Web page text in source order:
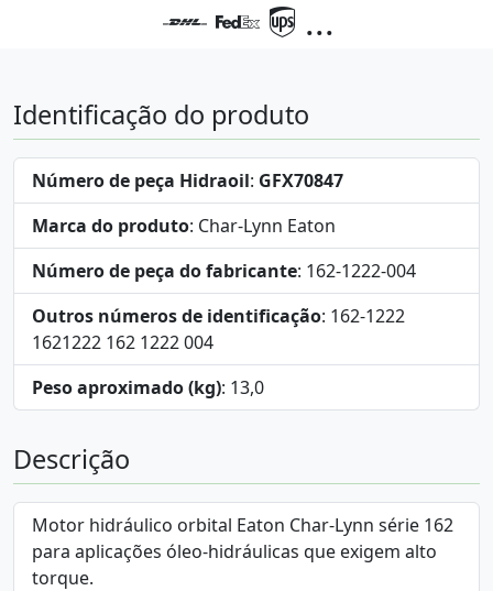
...
Identificação do produto
Número de peça Hidraoil: GFX70847
Marca do produto: Char-Lynn Eaton
Número de peça do fabricante: 162-1222-004
Outros números de identificação: 162-1222
1621222 162 1222 004
Peso aproximado (kg): 13,0
Descrição
Motor hidráulico orbital Eaton Char-Lynn série 162
para aplicações óleo-hidráulicas que exigem alto
torque.